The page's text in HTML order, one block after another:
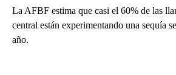
La AFBF estima que casi el 60% de las
central están experimentando una sequía
año.